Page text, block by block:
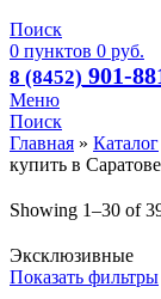
Поиск
0 пунктов 0 руб.
8 (8452) 901-
Меню
Поиск
Главная » Каталог
купить в
Showing 1–30 of
Эксклюзивные
Показать фильтры